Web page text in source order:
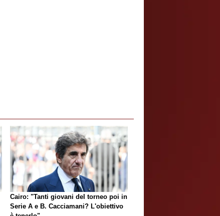
Cairo: "Tanti giovani del torneo poi in
Serie A e B. Cacciamani? L'obiettivo